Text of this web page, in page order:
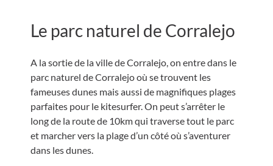
Le parc naturel de Corralejo
A la sortie de la ville de Corralejo, on entre dans le
parc naturel de Corralejo où se trouvent les
fameuses dunes mais aussi de magnifiques plages
parfaites pour le kitesurfer. On peut s’arrêter le
long de la route de 10km qui traverse tout le parc
et marcher vers la plage d’un côté où s’aventurer
dans les dunes.